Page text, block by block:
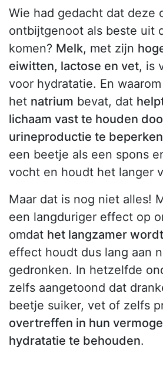
Wie had gedacht dat deze
ontbijtgenoot als beste uit
komen? Melk, met zijn
eiwitten, lactose en vet, is
voor hydratatie. En
het natrium bevat, dat
lichaam vast te houden
urineproductie te
een beetje als een spons
vocht en houdt het langer
Maar dat is nog niet alles!
een langduriger effect op
omdat het langzamer
effect houdt dus lang aan
gedronken. In hetzelfde
zelfs aangetoond dat
beetje suiker, vet of zelfs
overtreffen in hun
hydratatie te behouden.